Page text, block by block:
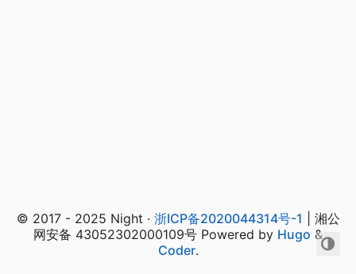
© 2017 - 2025 Night · 浙ICP备2020044314号-1 | 湘公
网安备 43052302000109号 Powered by Hugo &
Coder.